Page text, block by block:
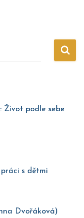
Život podle sebe
s dětmi
Dvořáková)